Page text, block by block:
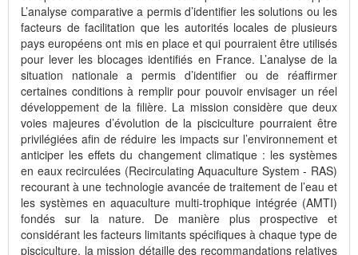
L’analyse comparative a permis d’identifier les solutions ou les
facteurs de facilitation que les autorités locales de plusieurs
pays européens ont mis en place et qui pourraient être utilisés
pour lever les blocages identifiés en France. L’analyse de la
situation nationale a permis d’identifier ou de réaffirmer
certaines conditions à remplir pour pouvoir envisager un réel
développement de la filière. La mission considère que deux
voies majeures d’évolution de la pisciculture pourraient être
privilégiées afin de réduire les impacts sur l’environnement et
anticiper les effets du changement climatique : les systèmes
en eaux recirculées (Recirculating Aquaculture System - RAS)
recourant à une technologie avancée de traitement de l’eau et
les systèmes en aquaculture multi-trophique intégrée (AMTI)
fondés sur la nature. De manière plus prospective et
considérant les facteurs limitants spécifiques à chaque type de
pisciculture, la mission détaille des recommandations relatives